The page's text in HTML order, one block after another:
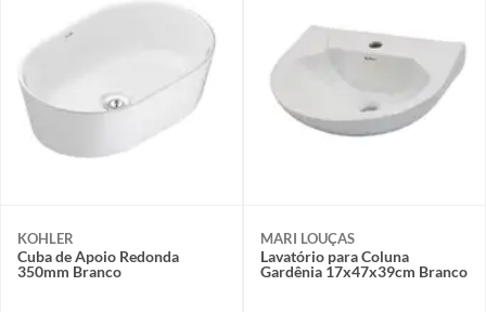
KOHLER
Cuba de Apoio Redonda
350mm Branco
MARI LOUÇAS
Lavatório para Coluna
Gardênia 17x47x39cm Branco